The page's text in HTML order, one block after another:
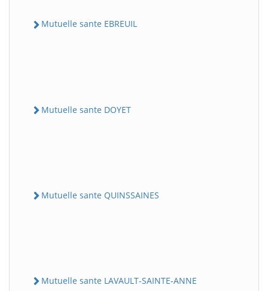
Mutuelle sante EBREUIL
Mutuelle sante DOYET
Mutuelle sante QUINSSAINES
Mutuelle sante LAVAULT-SAINTE-ANNE